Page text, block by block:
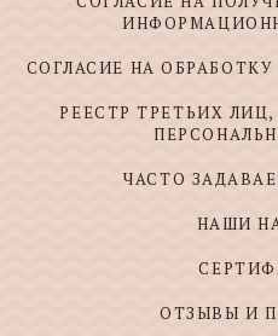
СОГЛАСИЕ НА
РЕЕСТР ТРЕТЬИХ
ЧАСТО
НАШИ
ОТЗЫВЫ И